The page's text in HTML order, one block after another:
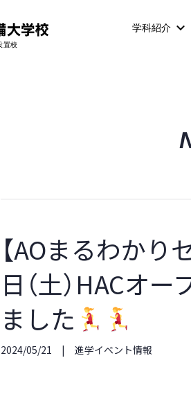
学科紹介
【AOまるわかり
日（土）HACオ
ました
2024/05/21 進学イベント情報